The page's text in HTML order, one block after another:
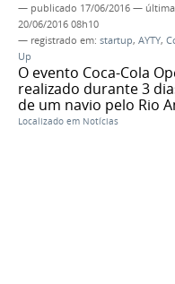
— publicado 17/06/2016 —
20/06/2016 08h10
— registrado em: startup, AYTY,
Up
O evento Coca-Cola
realizado durante 3
de um navio pelo Rio
Localizado em Notícias